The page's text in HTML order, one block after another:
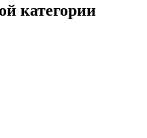
категории